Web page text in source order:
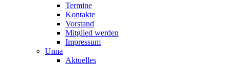
Termine
Kontakte
Vorstand
Mitglied werden
Impressum
Unna
Aktuelles